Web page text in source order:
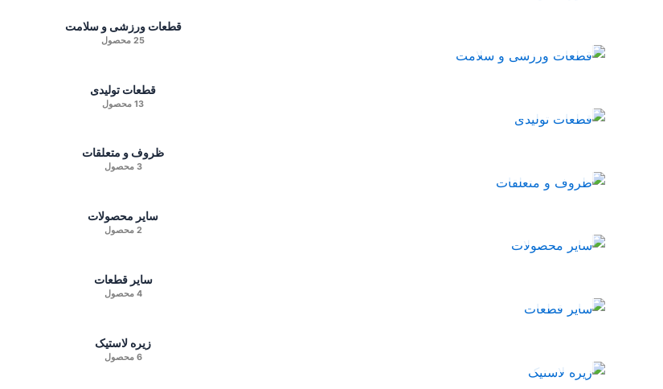
قطعات ورزشی و سلامت
25 محصول
قطعات تولیدی
13 محصول
ظروف و متعلقات
3 محصول
سایر محصولات
2 محصول
سایر قطعات
4 محصول
زیره لاستیک
6 محصول